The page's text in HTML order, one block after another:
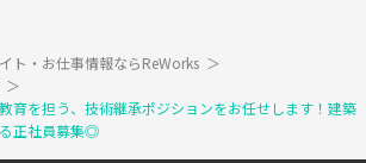
ト・お仕事情報ならReWorks ＞
＞
育を担う、技術継承ポジションをお任せします！建築
正社員募集◎